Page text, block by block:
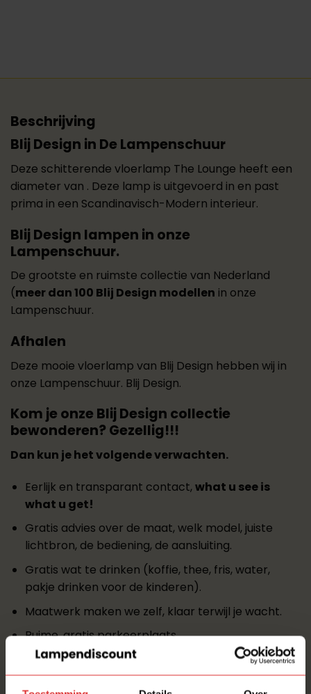
Beschrijving
Blij Design in De Lampenschuur
Deze schitterende vloerlamp The Lounge heeft een
diameter van . Deze lamp is uitgevoerd in en past
prima in een Scandinavisch-Modern interieur.
Blij Design lampen in onze
Lampenschuur.
De grootste en ruimste collectie van Nederland
(meer dan 100 Blij Design modellen in onze
Lampenschuur.
Afhalen
Deze mooie vloerlamp van Blij Design hebben wij in
onze Lampenschuur. Blij Design.
Kom je onze Blij Design collectie
bewonderen? Gezellig!!!
Dan kun je het volgende verwachten.
Eerlijk en transparant contact, what u see is
what u get!
Gratis advies over de maat, welk model, juiste
lichtbron, de bediening, de aansluiting.
Gratis wat te drinken (koffie, thee, fris, water,
pakje drinken voor de kinderen).
Maatwerk maken we zelf, klaar terwijl je wacht.
Ruime, gratis parkeerplaats
Laden en lossen direct voor de deur.